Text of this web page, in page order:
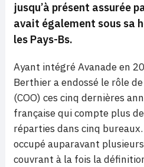
jusqu’à présent assurée
avait également sous sa
les Pays-Bs.
Ayant intégré Avanade en
Berthier a endossé le rôle
(COO) ces cinq dernières
française qui compte plus
réparties dans cinq
occupé auparavant
couvrant à la fois la